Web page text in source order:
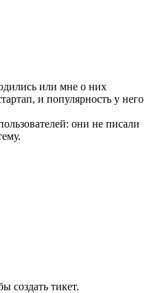
или мне о них
и популярность у него
они не писали
создать тикет.